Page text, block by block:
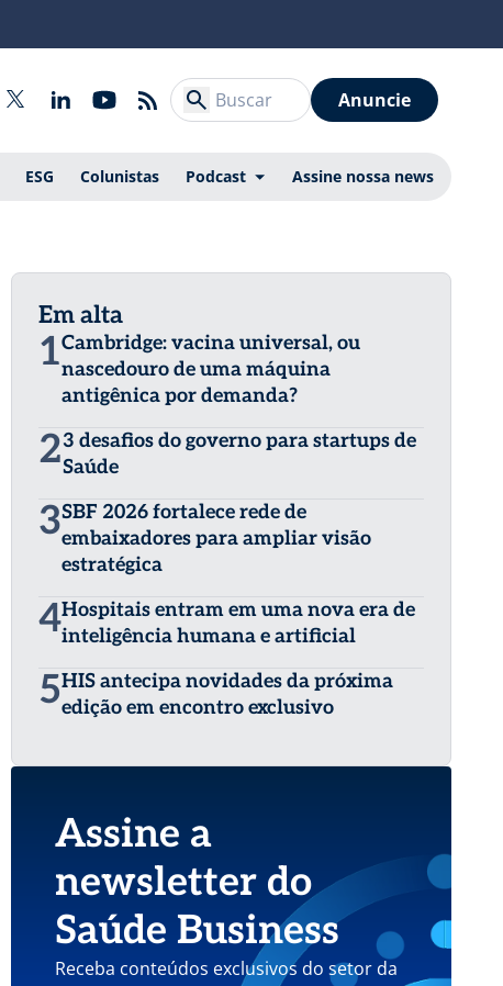
Anuncie
ESG Colunistas Podcast Assine nossa news
Em alta
1Cambridge: vacina universal, ou
nascedouro de uma máquina
antigênica por demanda?
23 desafios do governo para startups de
Saúde
3SBF 2026 fortalece rede de
embaixadores para ampliar visão
estratégica
4Hospitais entram em uma nova era de
inteligência humana e artificial
5HIS antecipa novidades da próxima
edição em encontro exclusivo
Assine a
newsletter do
Saúde Business
Receba conteúdos exclusivos do setor da